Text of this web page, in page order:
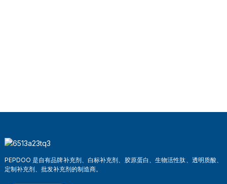
PEPDOO 是自有品牌补充剂、白标补充剂、胶原蛋白、生物活性肽、透明质酸、
定制补充剂、批发补充剂的制造商。